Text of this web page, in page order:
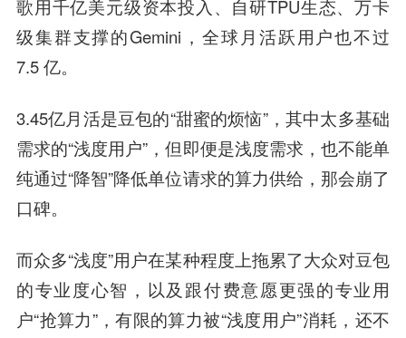
歌用千亿美元级资本投入、自研TPU生态、万卡
级集群支撑的‌Gemini，全球月活跃用户也不过
7.5 亿‌。
3.45亿月活是豆包的“甜蜜的烦恼”，其中太多基础
需求的“浅度用户”，但即便是浅度需求，也不能单
纯通过“降智”降低单位请求的算力供给，那会崩了
口碑。
而众多“浅度”用户在某种程度上拖累了大众对豆包
的专业度心智，以及跟付费意愿更强的专业用
户“抢算力”，有限的算力被“浅度用户”消耗，还不